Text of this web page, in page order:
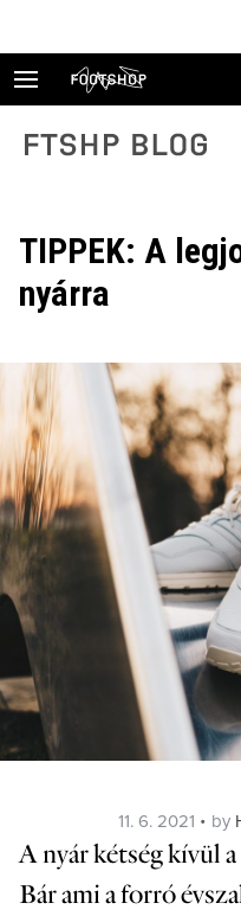
FTSHP blog
TIPPEK: A
nyárra
Posted
on
11. 6. 2021 by
A nyár kétség kívül
Bár ami a forró